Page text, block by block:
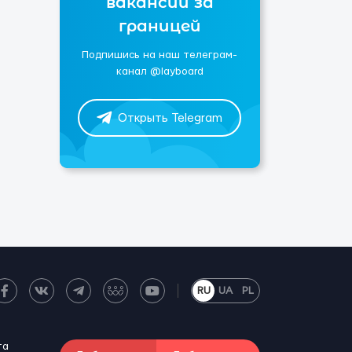
границей
Подпишись на наш телеграм-
канал @layboard
Открыть Telegram
RU UA PL